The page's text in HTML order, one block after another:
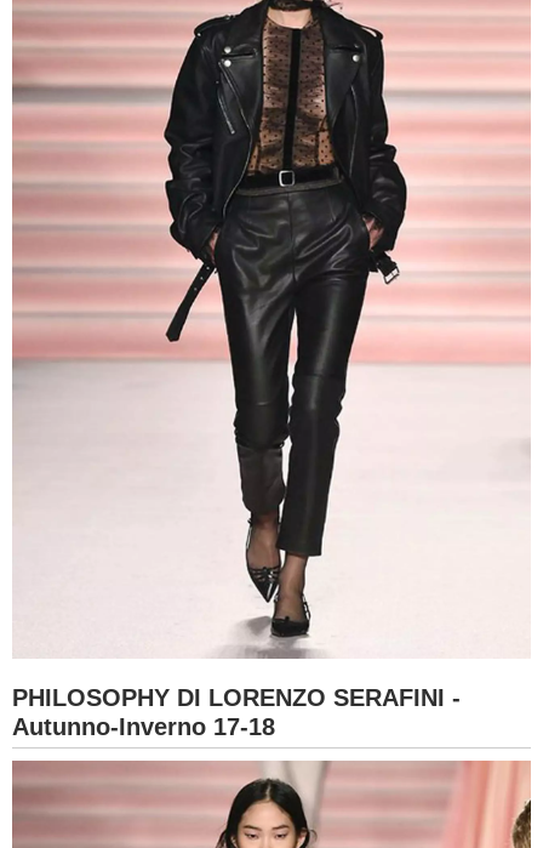
PHILOSOPHY DI LORENZO SERAFINI -
Autunno-Inverno 17-18